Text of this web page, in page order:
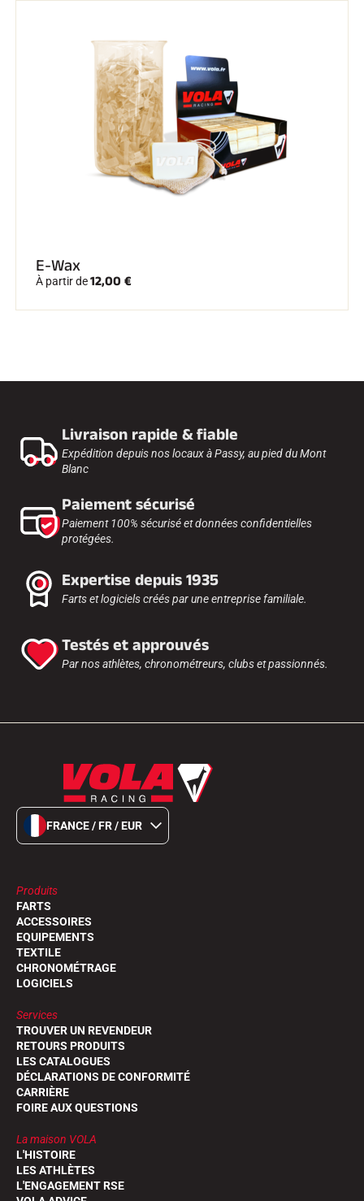
E-Wax
À partir de12,00 €
Livraison rapide & fiable
Expédition depuis nos locaux à Passy, au pied du Mont
Blanc
Paiement sécurisé
Paiement 100% sécurisé et données confidentielles
protégées.
Expertise depuis 1935
Farts et logiciels créés par une entreprise familiale.
Testés et approuvés
Par nos athlètes, chronométreurs, clubs et passionnés.
FRANCE / FR / EUR
Produits
FARTS
ACCESSOIRES
EQUIPEMENTS
TEXTILE
CHRONOMÉTRAGE
LOGICIELS
Services
TROUVER UN REVENDEUR
RETOURS PRODUITS
LES CATALOGUES
DÉCLARATIONS DE CONFORMITÉ
CARRIÈRE
FOIRE AUX QUESTIONS
La maison VOLA
L'HISTOIRE
LES ATHLÈTES
L'ENGAGEMENT RSE